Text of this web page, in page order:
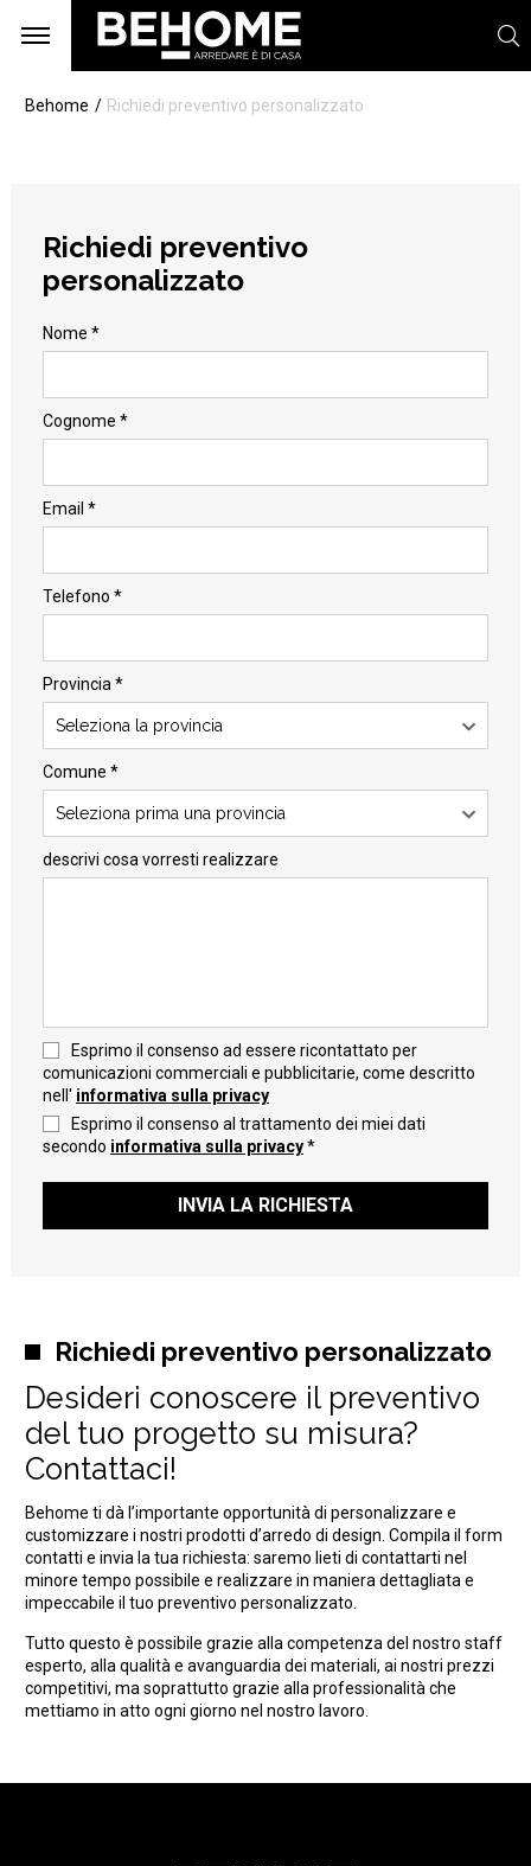
Behome Richiedi preventivo personalizzato
Richiedi preventivo personalizzato
Desideri conoscere il preventivo
del tuo progetto su misura?
Contattaci!
Behome ti dà l’importante opportunità di personalizzare e
customizzare i nostri prodotti d’arredo di design. Compila il form
contatti e invia la tua richiesta: saremo lieti di contattarti nel
minore tempo possibile e realizzare in maniera dettagliata e
impeccabile il tuo preventivo personalizzato.
Tutto questo è possibile grazie alla competenza del nostro staff
esperto, alla qualità e avanguardia dei materiali, ai nostri prezzi
competitivi, ma soprattutto grazie alla professionalità che
mettiamo in atto ogni giorno nel nostro lavoro.
Richiedi preventivo
personalizzato
Nome *
Cognome *
Email *
Telefono *
Provincia *
Seleziona la provincia
Comune *
Seleziona prima una provincia
descrivi cosa vorresti realizzare
Esprimo il consenso ad essere ricontattato per
comunicazioni commerciali e pubblicitarie, come descritto
nell' informativa sulla privacy
Esprimo il consenso al trattamento dei miei dati
secondo informativa sulla privacy*
INVIA LA RICHIESTA